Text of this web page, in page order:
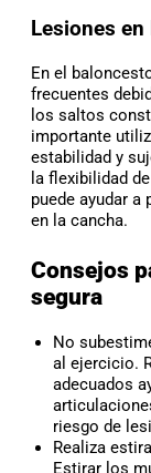
Lesiones
En el
frecuentes
los saltos
importante
estabilidad y
la flexibilidad
puede ayudar
en la cancha.
Consejos
segura
No
al ejercicio.
adecuados
riesgo de
Realiza
Estirar los